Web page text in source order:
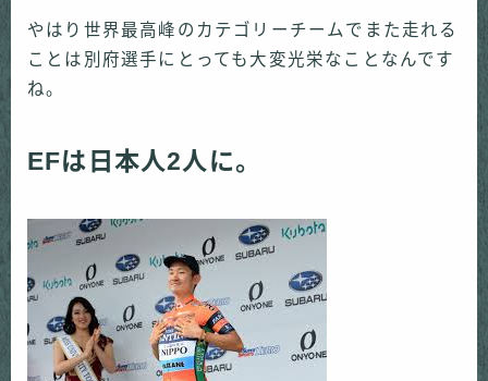
やはり世界最高峰のカテゴリーチームでまた走れる
ことは別府選手にとっても大変光栄なことなんです
ね。
EFは日本人2人に。